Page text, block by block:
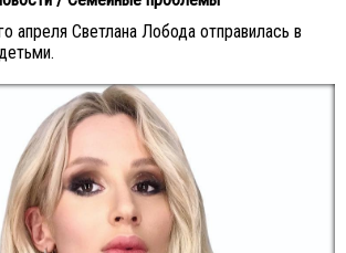
апреля Светлана Лобода отправилась в